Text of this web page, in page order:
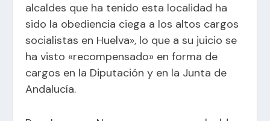
alcaldes que ha tenido esta localidad ha
sido la obediencia ciega a los altos cargos
socialistas en Huelva», lo que a su juicio se
ha visto «recompensado» en forma de
cargos en la Diputación y en la Junta de
Andalucía.